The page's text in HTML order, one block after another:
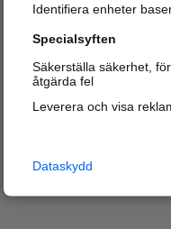
Identifiera enheter
Specialsyften
Säkerställa säkerhet,
åtgärda fel
Leverera och visa
Dataskydd